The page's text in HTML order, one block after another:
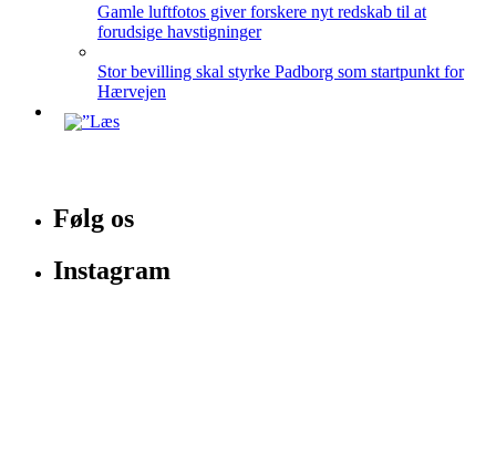
Gamle luftfotos giver forskere nyt redskab til at
forudsige havstigninger
Stor bevilling skal styrke Padborg som startpunkt for
Hærvejen
Følg os
Instagram